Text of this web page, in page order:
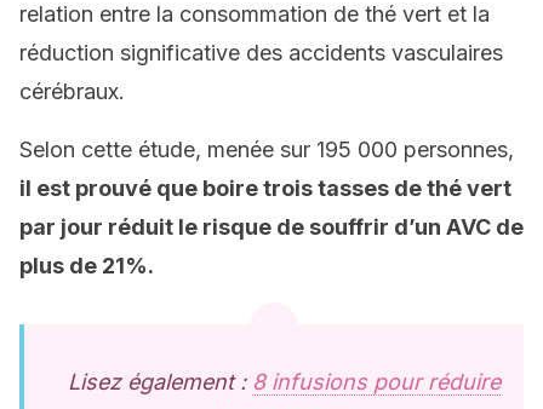
relation entre la consommation de thé vert et la
réduction significative des accidents vasculaires
cérébraux.
Selon cette étude, menée sur 195 000 personnes,
il est prouvé que boire trois tasses de thé vert
par jour réduit le risque de souffrir d’un AVC de
plus de 21%.
Lisez également : 8 infusions pour réduire